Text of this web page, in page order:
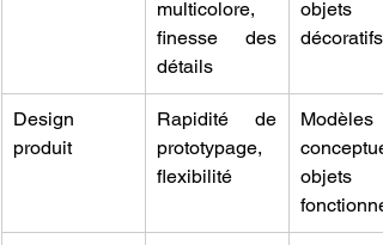
multicolore,
finesse des
détails
objets
décoratifs
Design
produit
Rapidité de
prototypage,
flexibilité
Modèles
objets